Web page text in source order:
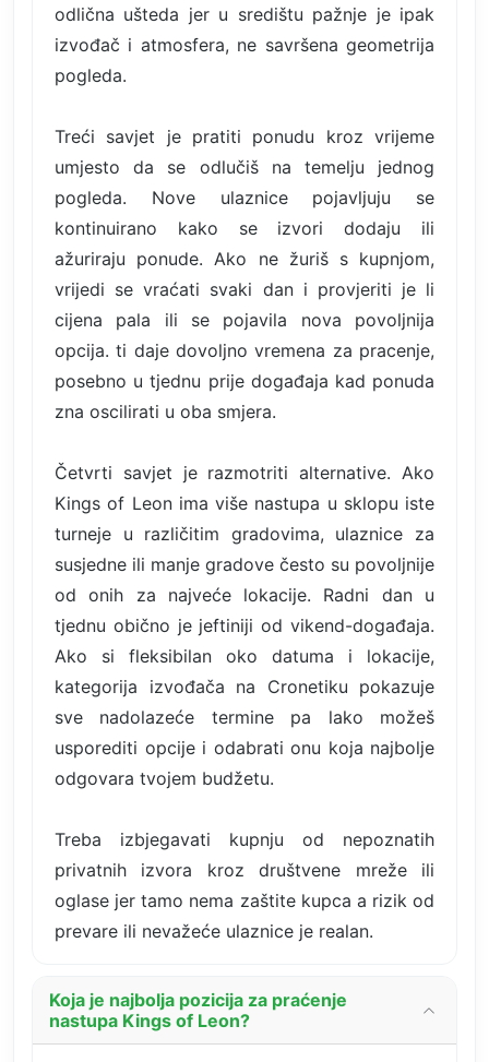
odlična ušteda jer u središtu pažnje je ipak
izvođač i atmosfera, ne savršena geometrija
pogleda.
Treći savjet je pratiti ponudu kroz vrijeme
umjesto da se odlučiš na temelju jednog
pogleda. Nove ulaznice pojavljuju se
kontinuirano kako se izvori dodaju ili
ažuriraju ponude. Ako ne žuriš s kupnjom,
vrijedi se vraćati svaki dan i provjeriti je li
cijena pala ili se pojavila nova povoljnija
opcija. ti daje dovoljno vremena za pracenje,
posebno u tjednu prije događaja kad ponuda
zna oscilirati u oba smjera.
Četvrti savjet je razmotriti alternative. Ako
Kings of Leon ima više nastupa u sklopu iste
turneje u različitim gradovima, ulaznice za
susjedne ili manje gradove često su povoljnije
od onih za najveće lokacije. Radni dan u
tjednu obično je jeftiniji od vikend-događaja.
Ako si fleksibilan oko datuma i lokacije,
kategorija izvođača na Cronetiku pokazuje
sve nadolazeće termine pa lako možeš
usporediti opcije i odabrati onu koja najbolje
odgovara tvojem budžetu.
Treba izbjegavati kupnju od nepoznatih
privatnih izvora kroz društvene mreže ili
oglase jer tamo nema zaštite kupca a rizik od
prevare ili nevažeće ulaznice je realan.
Koja je najbolja pozicija za praćenje
nastupa Kings of Leon?